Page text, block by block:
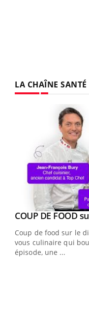
LA CHAÎNE SANTÉ
Youtube
COUP DE FOOD
Coup de food sur le
vous culinaire qui
épisode, une ...